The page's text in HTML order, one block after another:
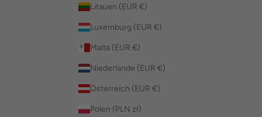
Litauen (EUR €)
Luxemburg (EUR €)
Malta (EUR €)
Niederlande (EUR €)
Österreich (EUR €)
Polen (PLN zł)